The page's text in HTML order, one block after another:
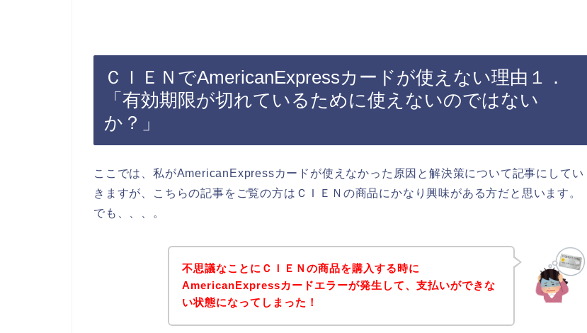
ＣＩＥＮでAmericanExpressカードが使えない理由１．
「有効期限が切れているために使えないのではない
か？」
ここでは、私がAmericanExpressカードが使えなかった原因と解決策について記事にしてい
きますが、こちらの記事をご覧の方はＣＩＥＮの商品にかなり興味がある方だと思います。
でも、、、。
不思議なことにＣＩＥＮの商品を購入する時に
AmericanExpressカードエラーが発生して、支払いができな
い状態になってしまった！